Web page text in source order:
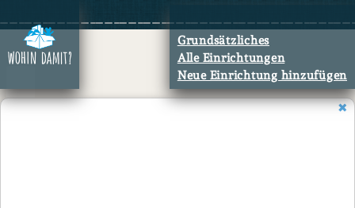
Inhalt
springen
Grundsätzliches
Alle Einrichtungen
Neue Einrichtung hinzufügen